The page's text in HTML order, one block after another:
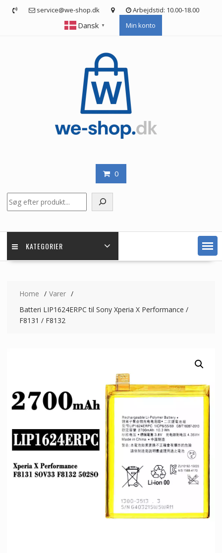
service@we-shop.dk Arbejdstid: 10.00-18.00
Dansk ▼ Min konto
0
KATEGORIER
Home
Varer
Batteri LIP1624ERPC til Sony Xperia X Performance /
F8131 / F8132